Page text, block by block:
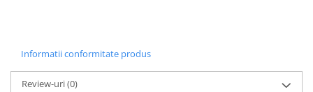
Informatii conformitate produs
Review-uri(0)